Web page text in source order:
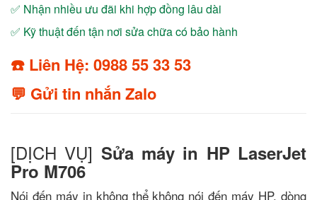
✅ Nhận nhiều ưu đãi khi hợp đồng lâu dài
✅ Kỹ thuật đến tận nơi sửa chữa có bảo hành
☎️ Liên Hệ: 0988 55 33 53
💬 Gửi tin nhắn Zalo
[DỊCH VỤ] Sửa máy in HP LaserJet
Pro M706
Nói đến máy in không thể không nói đến máy HP, dòng